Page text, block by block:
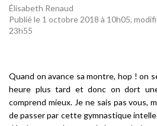
Élisabeth Renaud
Publié le 1 octobre 2018 à 10h05,
23h55
Quand on avance sa montre, hop ! on
heure plus tard et donc on dort
comprend mieux. Je ne sais pas vous,
de passer par cette gymnastique